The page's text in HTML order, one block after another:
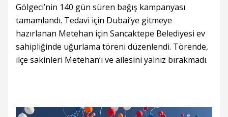
Gölgeci’nin 140 gün süren bağış kampanyası
tamamlandı. Tedavi için Dubai’ye gitmeye
hazırlanan Metehan için Sancaktepe Belediyesi ev
sahipliğinde uğurlama töreni düzenlendi. Törende,
ilçe sakinleri Metehan’ı ve ailesini yalnız bırakmadı.